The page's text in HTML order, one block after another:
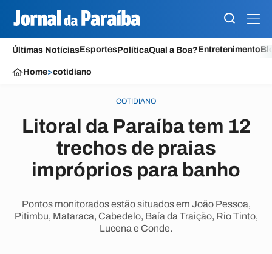
Últimas NotíciasEsportesPolíticaQual a Boa?Entretenimento
Home>cotidiano
COTIDIANO
Litoral da Paraíba tem 12
trechos de praias
impróprios para banho
Pontos monitorados estão situados em João Pessoa,
Pitimbu, Mataraca, Cabedelo, Baía da Traição, Rio Tinto,
Lucena e Conde.